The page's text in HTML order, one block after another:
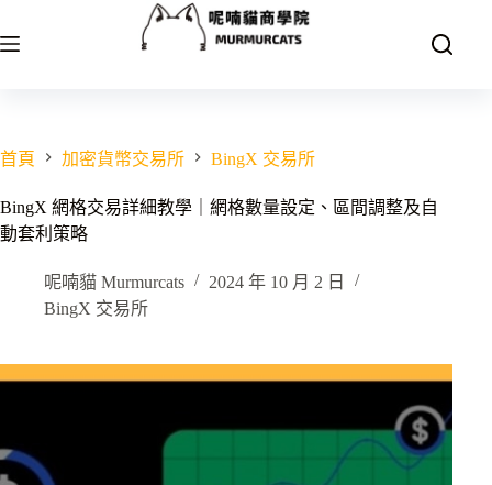
至
容
首頁 加密貨幣交易所 BingX 交易所
BingX 網格交易詳細教學｜網格數量設定、區間調整及自
動套利策略
呢喃貓 Murmurcats
2024 年 10 月 2 日
BingX 交易所